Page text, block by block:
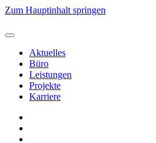
Zum Hauptinhalt springen
Aktuelles
Büro
Leistungen
Projekte
Karriere